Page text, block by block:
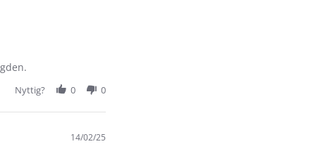
Nyttig? 0 0
14/02/25